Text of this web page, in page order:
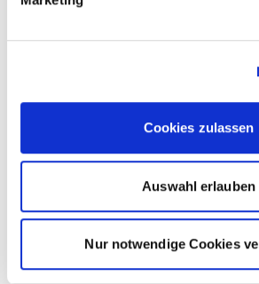
Cookies zulassen
Auswahl erlauben
Nur notwendige Cookies